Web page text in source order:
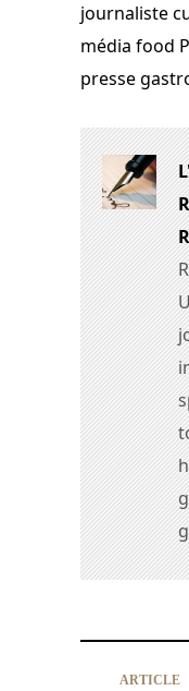
journaliste
média food
presse
ARTICLE